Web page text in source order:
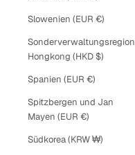
Slowenien (EUR €)
Sonderverwaltungsregion
Hongkong (HKD $)
Spanien (EUR €)
Spitzbergen und Jan
Mayen (EUR €)
Südkorea (KRW ₩)